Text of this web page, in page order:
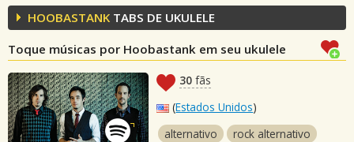
HOOBASTANK TABS DE UKULELE
Toque músicas por Hoobastank em seu ukulele
30 fãs
(Estados Unidos)
alternativo
rock alternativo